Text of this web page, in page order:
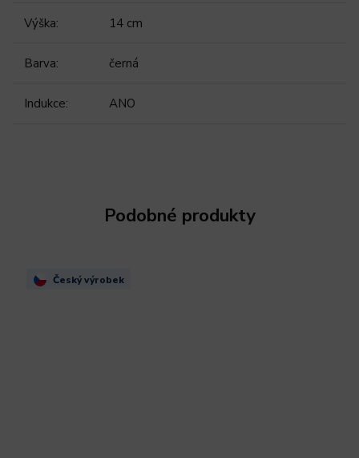
Výška: 14 cm
Barva: černá
Indukce: ANO
Podobné produkty
Český výrobek